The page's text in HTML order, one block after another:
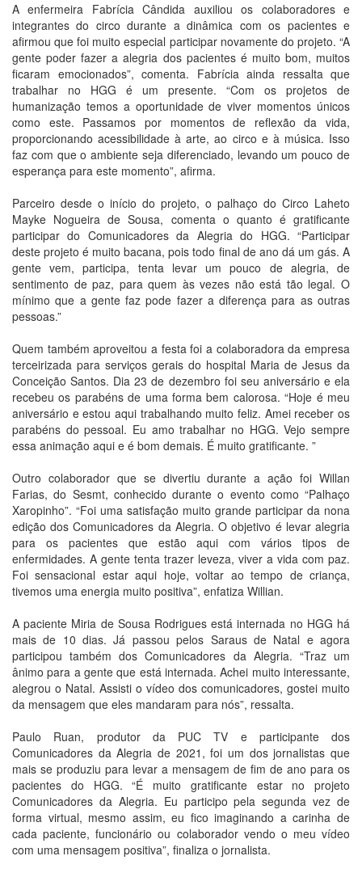
A enfermeira Fabrícia Cândida auxiliou os colaboradores e
integrantes do circo durante a dinâmica com os pacientes e
afirmou que foi muito especial participar novamente do projeto. “A
gente poder fazer a alegria dos pacientes é muito bom, muitos
ficaram emocionados”, comenta. Fabrícia ainda ressalta que
trabalhar no HGG é um presente. “Com os projetos de
humanização temos a oportunidade de viver momentos únicos
como este. Passamos por momentos de reflexão da vida,
proporcionando acessibilidade à arte, ao circo e à música. Isso
faz com que o ambiente seja diferenciado, levando um pouco de
esperança para este momento”, afirma.
Parceiro desde o início do projeto, o palhaço do Circo Laheto
Mayke Nogueira de Sousa, comenta o quanto é gratificante
participar do Comunicadores da Alegria do HGG. “Participar
deste projeto é muito bacana, pois todo final de ano dá um gás. A
gente vem, participa, tenta levar um pouco de alegria, de
sentimento de paz, para quem às vezes não está tão legal. O
mínimo que a gente faz pode fazer a diferença para as outras
pessoas.”
Quem também aproveitou a festa foi a colaboradora da empresa
terceirizada para serviços gerais do hospital Maria de Jesus da
Conceição Santos. Dia 23 de dezembro foi seu aniversário e ela
recebeu os parabéns de uma forma bem calorosa. “Hoje é meu
aniversário e estou aqui trabalhando muito feliz. Amei receber os
parabéns do pessoal. Eu amo trabalhar no HGG. Vejo sempre
essa animação aqui e é bom demais. É muito gratificante. ”
Outro colaborador que se divertiu durante a ação foi Willan
Farias, do Sesmt, conhecido durante o evento como “Palhaço
Xaropinho”. “Foi uma satisfação muito grande participar da nona
edição dos Comunicadores da Alegria. O objetivo é levar alegria
para os pacientes que estão aqui com vários tipos de
enfermidades. A gente tenta trazer leveza, viver a vida com paz.
Foi sensacional estar aqui hoje, voltar ao tempo de criança,
tivemos uma energia muito positiva”, enfatiza Willian.
A paciente Miria de Sousa Rodrigues está internada no HGG há
mais de 10 dias. Já passou pelos Saraus de Natal e agora
participou também dos Comunicadores da Alegria. “Traz um
ânimo para a gente que está internada. Achei muito interessante,
alegrou o Natal. Assisti o vídeo dos comunicadores, gostei muito
da mensagem que eles mandaram para nós”, ressalta.
Paulo Ruan, produtor da PUC TV e participante dos
Comunicadores da Alegria de 2021, foi um dos jornalistas que
mais se produziu para levar a mensagem de fim de ano para os
pacientes do HGG. “É muito gratificante estar no projeto
Comunicadores da Alegria. Eu participo pela segunda vez de
forma virtual, mesmo assim, eu fico imaginando a carinha de
cada paciente, funcionário ou colaborador vendo o meu vídeo
com uma mensagem positiva”, finaliza o jornalista.